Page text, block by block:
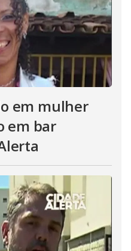
em mulher
em bar